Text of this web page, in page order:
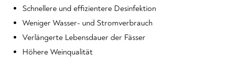
Schnellere und effizientere Desinfektion
Weniger Wasser- und Stromverbrauch
Verlängerte Lebensdauer der Fässer
Höhere Weinqualität